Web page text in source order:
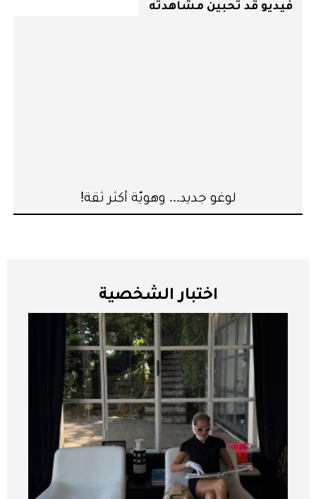
فيديو قد تحبين مشاهدته
لوغو جديد... وهويّة أكثر ثقة!
اختبار الشخصية